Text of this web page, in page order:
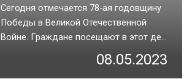
Сегодня отмечается 78-ая годовщину
Победы в Великой Отечественной
Войне. Граждане посещают в этот де...
08.05.2023